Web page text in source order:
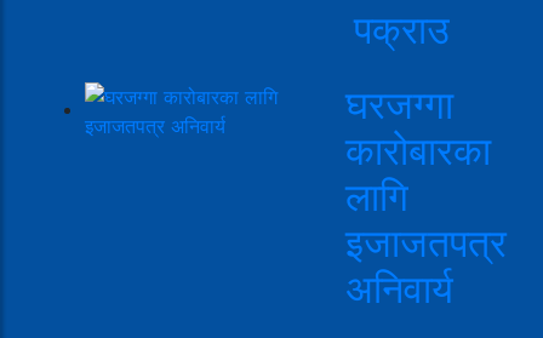
पक्राउ
घरजग्गा
कारोबारका
लागि
इजाजतपत्र
अनिवार्य